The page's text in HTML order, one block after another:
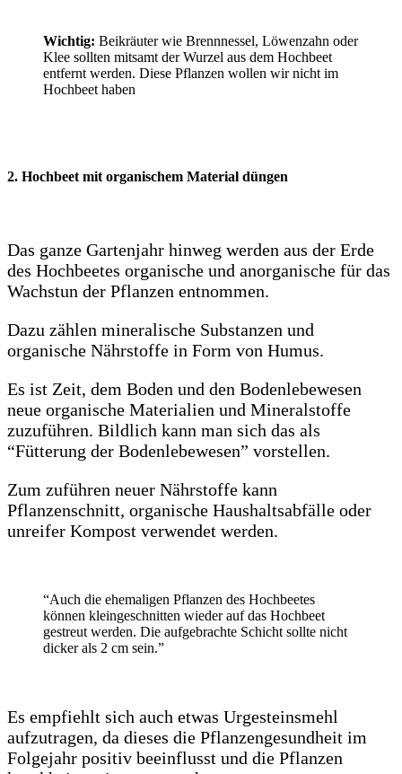
Wichtig: Beikräuter wie Brennnessel, Löwenzahn oder
Klee sollten mitsamt der Wurzel aus dem Hochbeet
entfernt werden. Diese Pflanzen wollen wir nicht im
Hochbeet haben
2. Hochbeet mit organischem Material düngen
Das ganze Gartenjahr hinweg werden aus der Erde
des Hochbeetes organische und anorganische für das
Wachstun der Pflanzen entnommen.
Dazu zählen mineralische Substanzen und
organische Nährstoffe in Form von Humus.
Es ist Zeit, dem Boden und den Bodenlebewesen
neue organische Materialien und Mineralstoffe
zuzuführen. Bildlich kann man sich das als
“Fütterung der Bodenlebewesen” vorstellen.
Zum zuführen neuer Nährstoffe kann
Pflanzenschnitt, organische Haushaltsabfälle oder
unreifer Kompost verwendet werden.
“Auch die ehemaligen Pflanzen des Hochbeetes
können kleingeschnitten wieder auf das Hochbeet
gestreut werden. Die aufgebrachte Schicht sollte nicht
dicker als 2 cm sein.”
Es empfiehlt sich auch etwas Urgesteinsmehl
aufzutragen, da dieses die Pflanzengesundheit im
Folgejahr positiv beeinflusst und die Pflanzen